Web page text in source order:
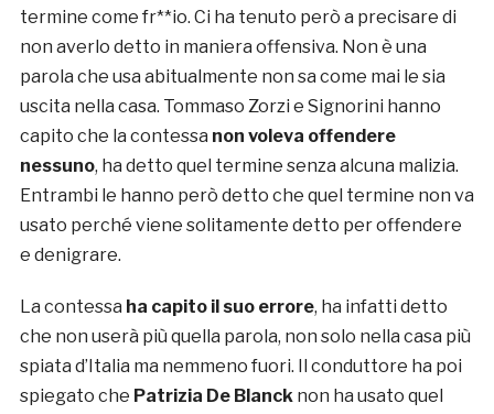
termine come fr**io. Ci ha tenuto però a precisare di
non averlo detto in maniera offensiva. Non è una
parola che usa abitualmente non sa come mai le sia
uscita nella casa. Tommaso Zorzi e Signorini hanno
capito che la contessa non voleva offendere
nessuno, ha detto quel termine senza alcuna malizia.
Entrambi le hanno però detto che quel termine non va
usato perché viene solitamente detto per offendere
e denigrare.
La contessa ha capito il suo errore, ha infatti detto
che non userà più quella parola, non solo nella casa più
spiata d’Italia ma nemmeno fuori. Il conduttore ha poi
spiegato che Patrizia De Blanck non ha usato quel